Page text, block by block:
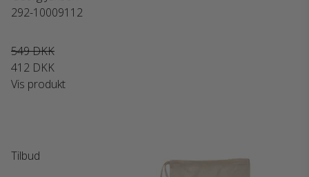
292-10009112
549 DKK
412 DKK
Vis produkt
Tilbud